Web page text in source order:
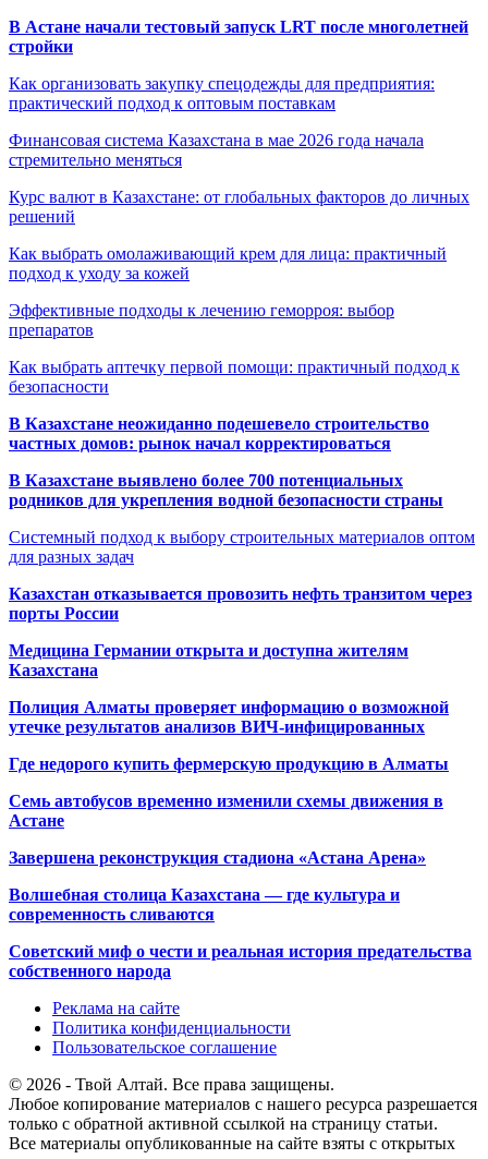
В Астане начали тестовый запуск LRT после многолетней
стройки
Как организовать закупку спецодежды для предприятия:
практический подход к оптовым поставкам
Финансовая система Казахстана в мае 2026 года начала
стремительно меняться
Курс валют в Казахстане: от глобальных факторов до личных
решений
Как выбрать омолаживающий крем для лица: практичный
подход к уходу за кожей
Эффективные подходы к лечению геморроя: выбор
препаратов
Как выбрать аптечку первой помощи: практичный подход к
безопасности
В Казахстане неожиданно подешевело строительство
частных домов: рынок начал корректироваться
В Казахстане выявлено более 700 потенциальных
родников для укрепления водной безопасности страны
Системный подход к выбору строительных материалов оптом
для разных задач
Казахстан отказывается провозить нефть транзитом через
порты России
Медицина Германии открыта и доступна жителям
Казахстана
Полиция Алматы проверяет информацию о возможной
утечке результатов анализов ВИЧ-инфицированных
Где недорого купить фермерскую продукцию в Алматы
Семь автобусов временно изменили схемы движения в
Астане
Завершена реконструкция стадиона «Астана Арена»
Волшебная столица Казахстана — где культура и
современность сливаются
Советский миф о чести и реальная история предательства
собственного народа
Реклама на сайте
Политика конфиденциальности
Пользовательское соглашение
© 2026 - Твой Алтай. Все права защищены.
Любое копирование материалов с нашего ресурса разрешается
только с обратной активной ссылкой на страницу статьи.
Все материалы опубликованные на сайте взяты с открытых